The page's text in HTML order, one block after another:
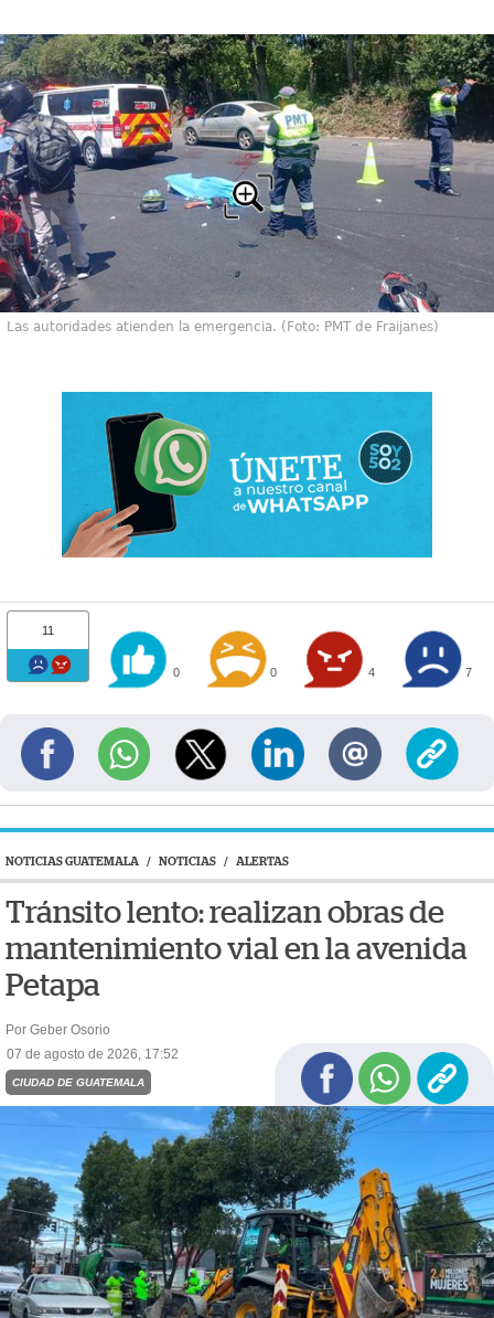
Las autoridades atienden la emergencia. (Foto: PMT de Fraijanes)
11
0 0 4 7
NOTICIAS GUATEMALA / NOTICIAS / ALERTAS
Tránsito lento: realizan obras de
mantenimiento vial en la avenida
Petapa
Por Geber Osorio
07 de agosto de 2026, 17:52
CIUDAD DE GUATEMALA